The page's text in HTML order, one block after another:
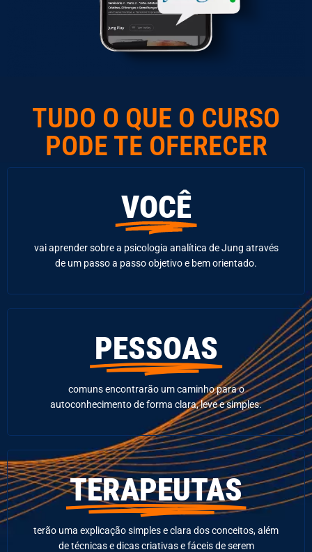
TUDO O QUE O CURSO
PODE TE OFERECER
VOCÊ
vai aprender sobre a psicologia analítica de Jung através
de um passo a passo objetivo e bem orientado.
PESSOAS
comuns encontrarão um caminho para o
autoconhecimento de forma clara, leve e simples.
TERAPEUTAS
terão uma explicação simples e clara dos conceitos, além
de técnicas e dicas criativas e fáceis de serem